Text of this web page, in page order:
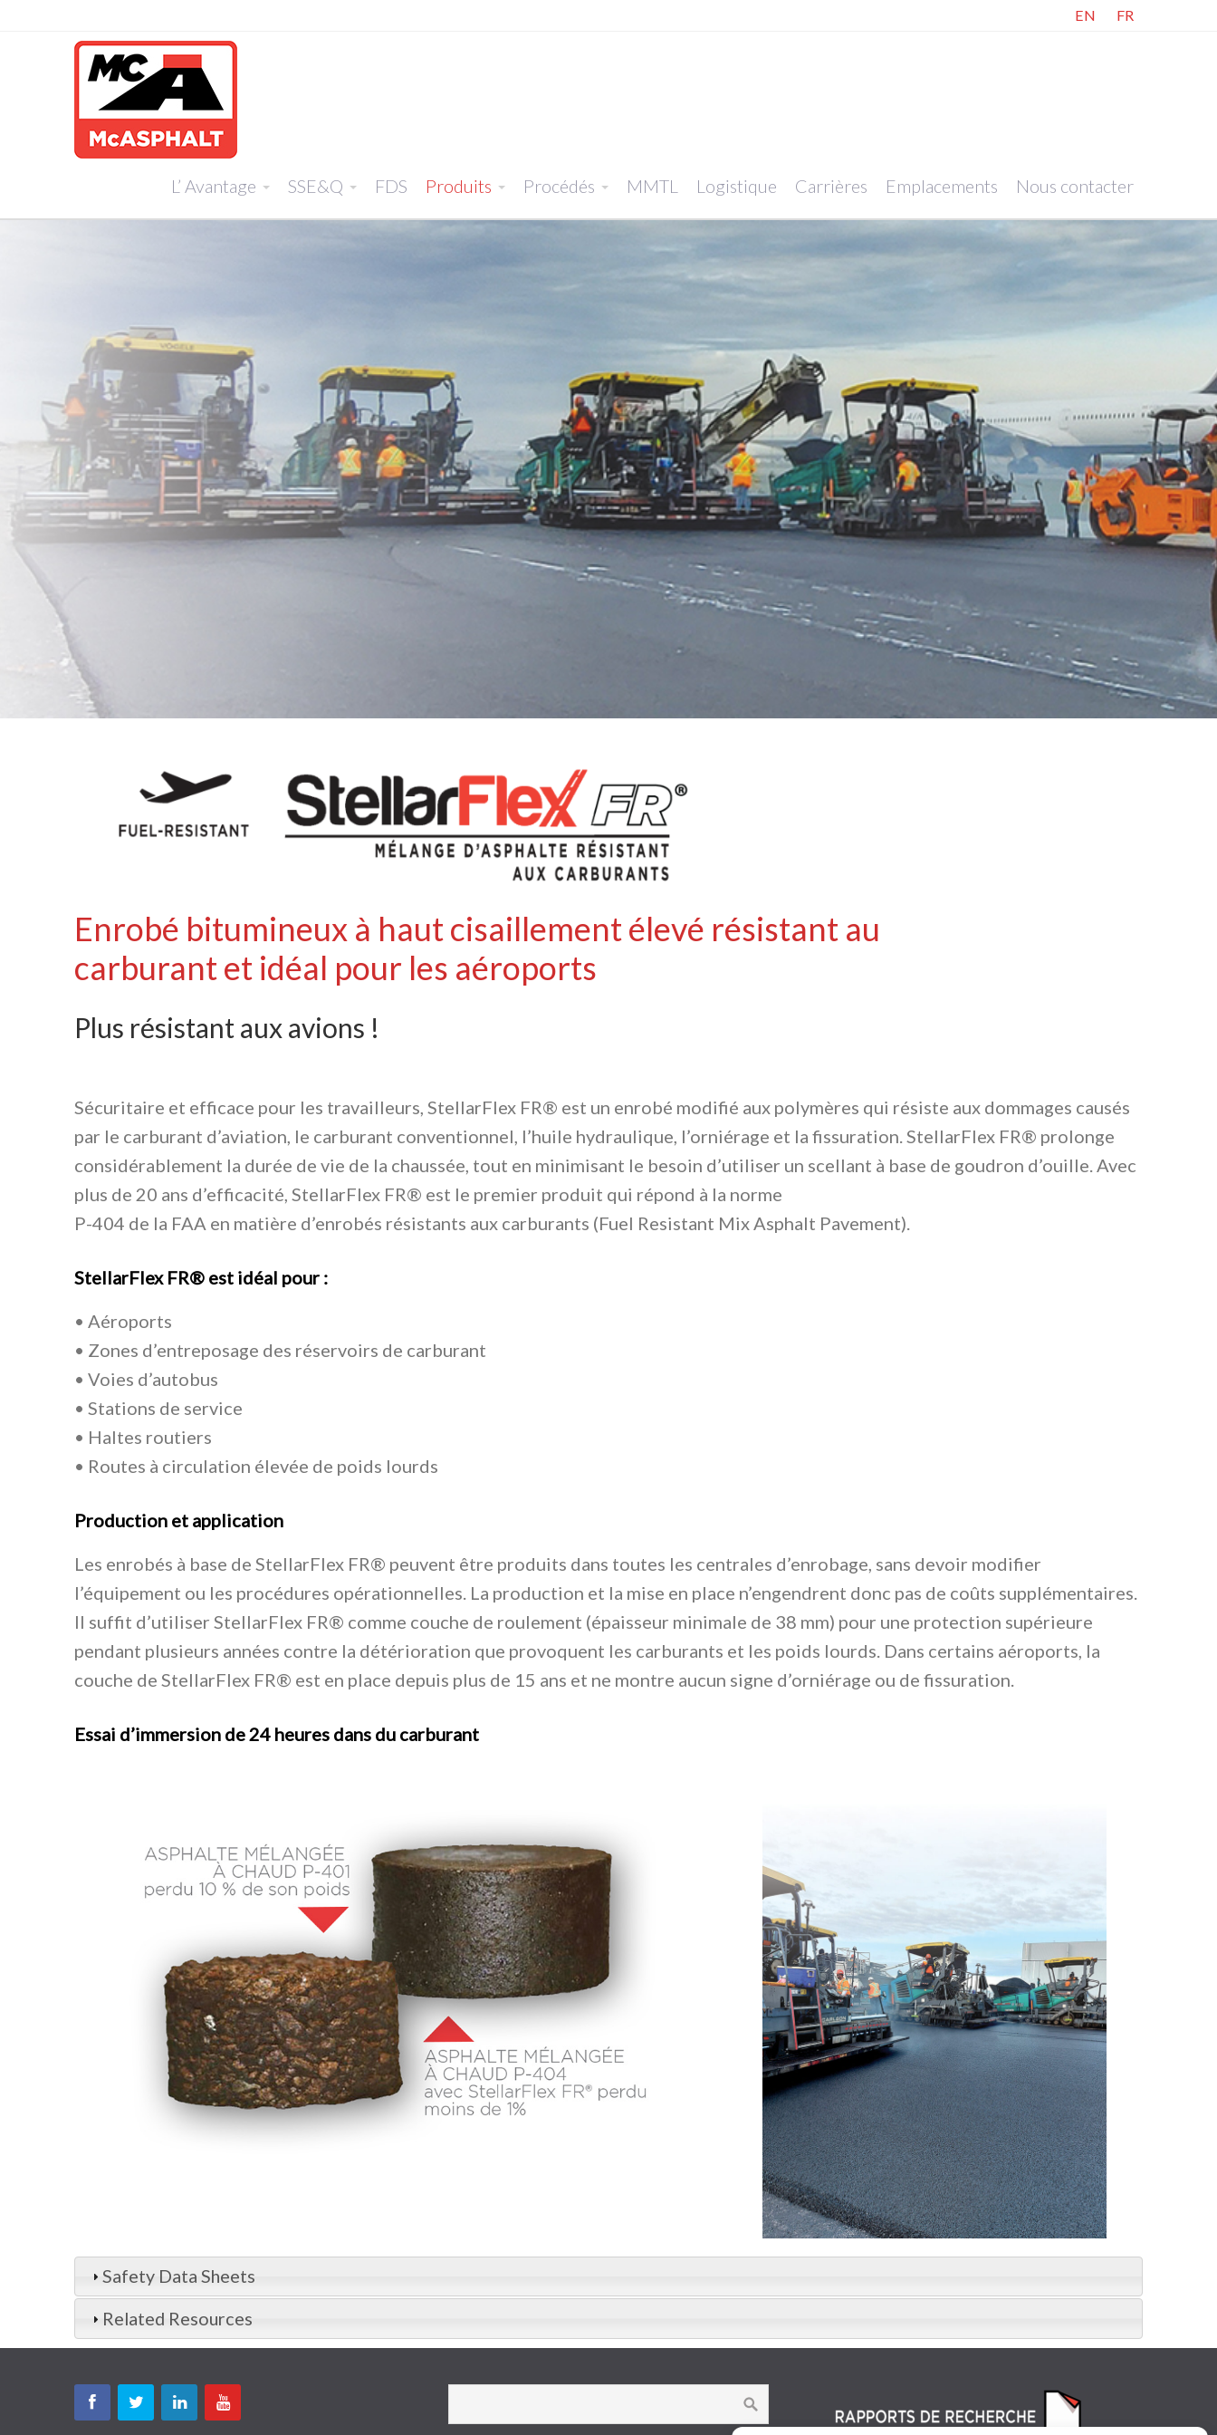
EN FR
L’ Avantage SSE&Q FDS Produits Procédés MMTL Logistique Carrières Emplacements Nous contacter
Enrobé bitumineux à haut cisaillement élevé résistant au
carburant et idéal pour les aéroports
Plus résistant aux avions !
Sécuritaire et efficace pour les travailleurs, StellarFlex FR® est un enrobé modifié aux polymères qui résiste aux dommages causés
par le carburant d’aviation, le carburant conventionnel, l’huile hydraulique, l’orniérage et la fissuration. StellarFlex FR® prolonge
considérablement la durée de vie de la chaussée, tout en minimisant le besoin d’utiliser un scellant à base de goudron d’ouille. Avec
plus de 20 ans d’efficacité, StellarFlex FR® est le premier produit qui répond à la norme
P-404 de la FAA en matière d’enrobés résistants aux carburants (Fuel Resistant Mix Asphalt Pavement).
StellarFlex FR® est idéal pour :
• Aéroports
• Zones d’entreposage des réservoirs de carburant
• Voies d’autobus
• Stations de service
• Haltes routiers
• Routes à circulation élevée de poids lourds
Production et application
Les enrobés à base de StellarFlex FR® peuvent être produits dans toutes les centrales d’enrobage, sans devoir modifier
l’équipement ou les procédures opérationnelles. La production et la mise en place n’engendrent donc pas de coûts supplémentaires.
Il suffit d’utiliser StellarFlex FR® comme couche de roulement (épaisseur minimale de 38 mm) pour une protection supérieure
pendant plusieurs années contre la détérioration que provoquent les carburants et les poids lourds. Dans certains aéroports, la
couche de StellarFlex FR® est en place depuis plus de 15 ans et ne montre aucun signe d’orniérage ou de fissuration.
Essai d’immersion de 24 heures dans du carburant
Safety Data Sheets
Related Resources